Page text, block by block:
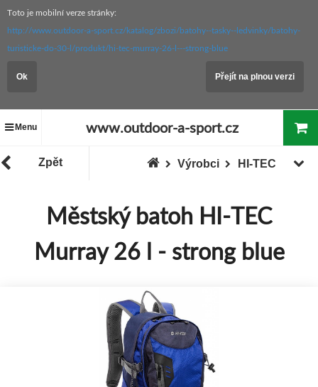
Toto je mobilní verze stránky:
http://www.outdoor-a-sport.cz/katalog/zbozi/batohy--tasky--ledvinky/batohy-
turisticke-do-30-l/produkt/hi-tec-murray-26-l---strong-blue
Ok Přejít na plnou verzi
Menu www.outdoor-a-sport.cz
Zpět HI-TEC
Výrobci
Městský batoh HI-TEC
Murray 26 l - strong blue